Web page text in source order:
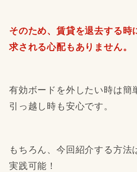
そのため、賃貸を退去する時
求される心配もありません。
有効ボードを外したい時は簡
引っ越し時も安心です。
もちろん、今回紹介する方法
実践可能！